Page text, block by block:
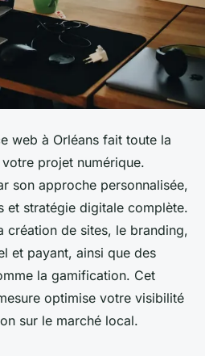
web à Orléans fait toute la
projet numérique.
son approche personnalisée,
et stratégie digitale complète.
création de sites, le branding,
et payant, ainsi que des
la gamification. Cet
optimise votre visibilité
sur le marché local.